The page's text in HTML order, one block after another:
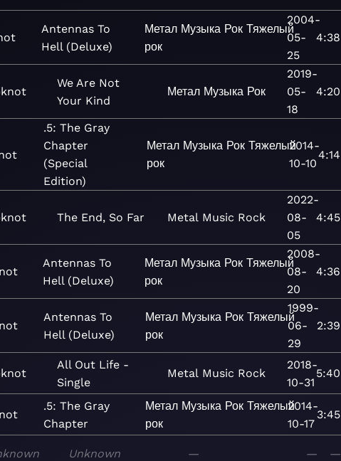
Antennas To
Hell (Deluxe)
Метал Музыка Рок Тяжелый
рок
2004-
05-
25
4:38
We Are Not
Your Kind
Метал Музыка Рок
2019-
05-
18
4:20
.5: The Gray
Chapter
(Special
Edition)
Метал Музыка Рок Тяжелый
рок
2014-
10-10
4:14
The End, So Far Metal Music Rock
2022-
08-
05
4:45
Antennas To
Hell (Deluxe)
Метал Музыка Рок Тяжелый
рок
2008-
08-
20
4:36
Antennas To
Hell (Deluxe)
Метал Музыка Рок Тяжелый
рок
1999-
06-
29
2:39
All Out Life -
Single
Metal Music Rock
2018-
10-31
5:40
.5: The Gray
Chapter
Метал Музыка Рок Тяжелый
рок
2014-
10-17
3:45
Unknown — — —